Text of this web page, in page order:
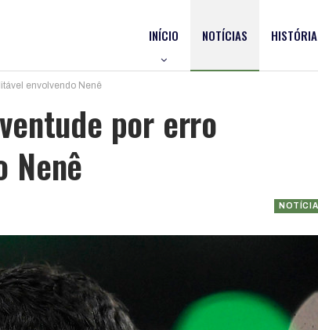
INÍCIO NOTÍCIAS HISTÓRIA
envolvendo Nenê
por erro
Nenê